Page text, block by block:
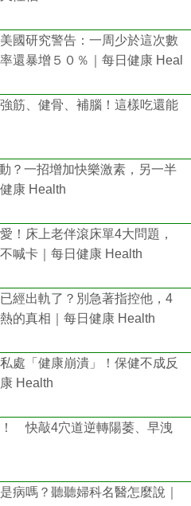
國研究警告：一周少於這次數
還暴增５０％｜每日健康 Heal
筋、健骨、補腦！這樣吃還能
？一招增加快樂激素，另一半
康 Health
！床上老伴滾床單4大問題，
喊卡｜每日健康 Health
經出軌了？別急著指控他，4
的真相｜每日健康 Health
處「健康崩潰」！保健不成反
Health
快敲4穴道逆轉陽萎、早洩
病嗎？聽聽婦科名醫怎麼說｜